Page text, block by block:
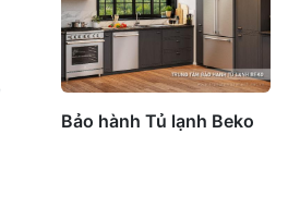
Bảo hành Tủ lạnh Beko